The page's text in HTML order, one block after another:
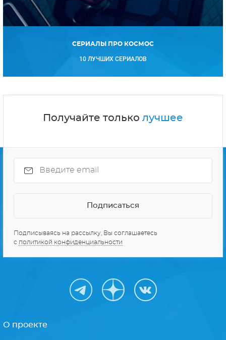
СЕРИАЛЫ ПРО КОСМОС
10 ЛУЧШИХ СЕРИАЛОВ
Получайте только лучшее
Подписываясь на рассылку, Вы соглашаетесь
с политикой конфиденциальности
О проекте